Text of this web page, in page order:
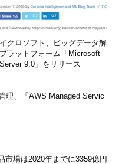
クロソフト、ビッグデータ解
ラットフォーム「Microsoft
9.0」をリリース
理、「AWS Managed Servic
市場は2020年までに3359億円